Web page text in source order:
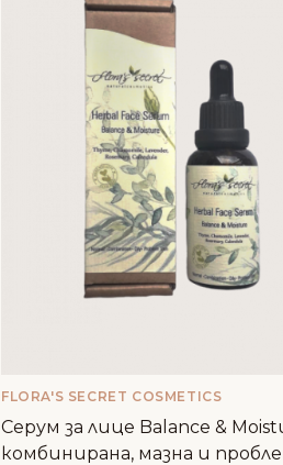
FLORA'S SECRET COSMETICS
Серум за лице Balance &
комбинирана, мазна и